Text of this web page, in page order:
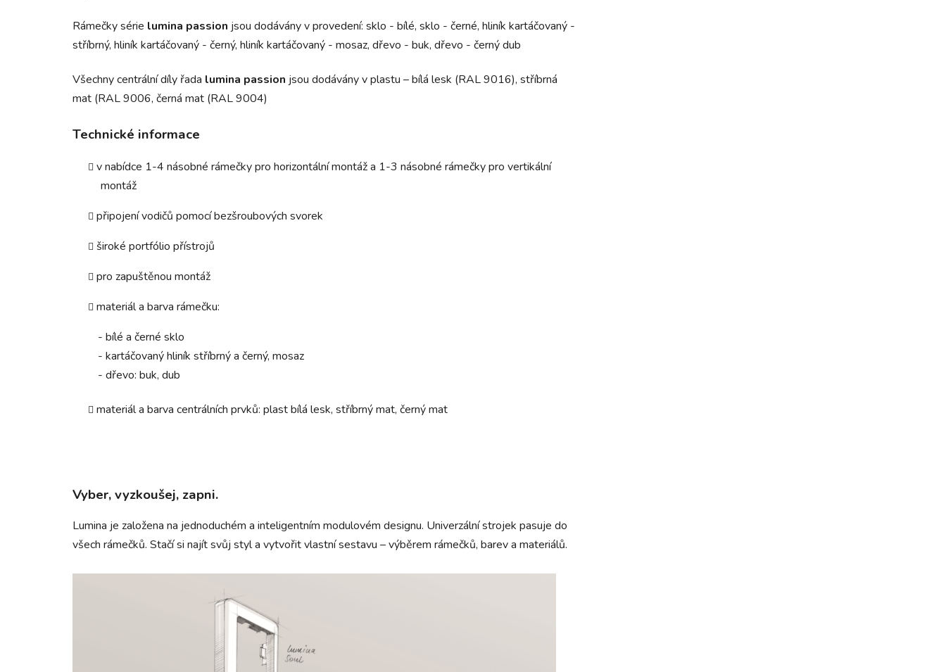
Rámečky série lumina passion jsou dodávány v provedení: sklo - bílé, sklo - černé, hliník kartáčovaný -
stříbrný, hliník kartáčovaný - černý, hliník kartáčovaný - mosaz, dřevo - buk, dřevo - černý dub
Všechny centrální díly řada lumina passion jsou dodávány v plastu – bílá lesk (RAL 9016), stříbrná
mat (RAL 9006, černá mat (RAL 9004)
Technické informace
v nabídce 1-4 násobné rámečky pro horizontální montáž a 1-3 násobné rámečky pro vertikální
montáž
připojení vodičů pomocí bezšroubových svorek
široké portfólio přístrojů
pro zapuštěnou montáž
materiál a barva rámečku:
- bílé a černé sklo
- kartáčovaný hliník stříbrný a černý, mosaz
- dřevo: buk, dub
materiál a barva centrálních prvků: plast bílá lesk, stříbrný mat, černý mat
Vyber, vyzkoušej, zapni.
Lumina je založena na jednoduchém a inteligentním modulovém designu. Univerzální strojek pasuje do
všech rámečků. Stačí si najít svůj styl a vytvořit vlastní sestavu – výběrem rámečků, barev a materiálů.